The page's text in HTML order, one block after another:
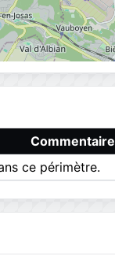
Commentaire
ce périmètre.